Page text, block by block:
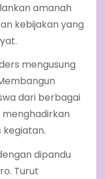
amanah
kebijakan yang
mengusung
dari berbagai
menghadirkan
kegiatan.
dipandu
Turut